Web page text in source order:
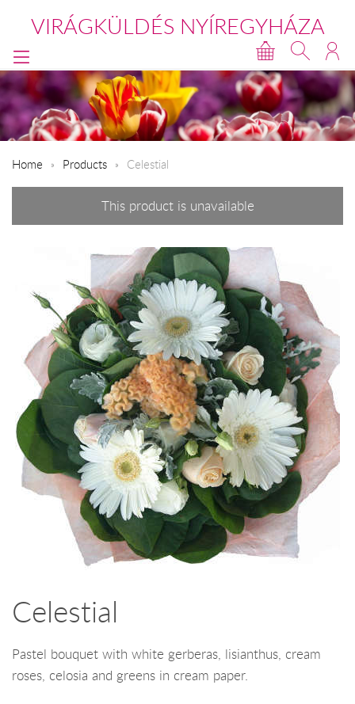
VIRÁGKÜLDÉS NYÍREGYHÁZA
Home Products Celestial
This product is unavailable
Celestial
Pastel bouquet with white gerberas, lisianthus, cream
roses, celosia and greens in cream paper.